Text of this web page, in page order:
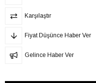
Karşılaştır
Fiyat Düşünce Haber Ver
Gelince Haber Ver